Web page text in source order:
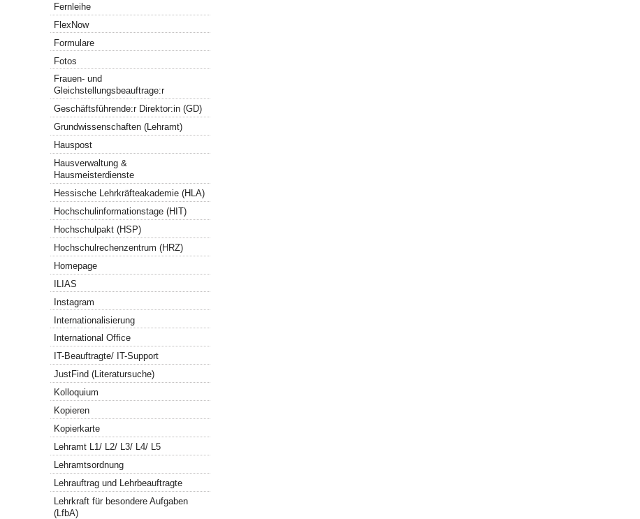
Fernleihe
FlexNow
Formulare
Fotos
Frauen- und
Gleichstellungsbeauftrage:r
Geschäftsführende:r Direktor:in (GD)
Grundwissenschaften (Lehramt)
Hauspost
Hausverwaltung &
Hausmeisterdienste
Hessische Lehrkräfteakademie (HLA)
Hochschulinformationstage (HIT)
Hochschulpakt (HSP)
Hochschulrechenzentrum (HRZ)
Homepage
ILIAS
Instagram
Internationalisierung
International Office
IT-Beauftragte/ IT-Support
JustFind (Literatursuche)
Kolloquium
Kopieren
Kopierkarte
Lehramt L1/ L2/ L3/ L4/ L5
Lehramtsordnung
Lehrauftrag und Lehrbeauftragte
Lehrkraft für besondere Aufgaben
(LfbA)